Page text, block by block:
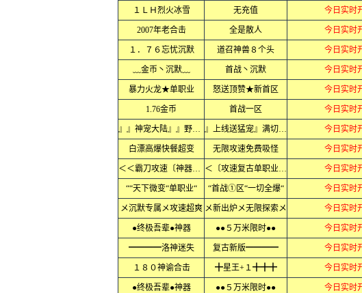
１ＬＨ烈火冰雪 无充值 今日实时
2007年老合击 全是散人 今日实时
１．７６忘忧沉默 道召神兽８个头 今日实时
﹏金币丶沉默﹏ 首战丶沉默 今日实时
暴力火龙★单职业 怒送顶赞★新首区 今日实时
1.76金币 首战一区 今日实时
』』神宠大陆』』野外抓宠 』上线送猛宠』满切割』』 今日实时
白漂高爆快餐超变 无限攻速免费吸怪 今日实时
＜＜霸刀攻速〔神器〕＜＜ ＜〔攻速复古单职业〕＜ 今日实时
““天下微变“单职业“ “首战①区“一切全爆“ 今日实时
メ沉默专属メ攻速超爽 メ新出炉メ无限探索メ 今日实时
●终极吾辈●神器 ●●５万米限时●● 今日实时
━━━━洛神迷失 复古新版━━━━ 今日实时
１８０神谕合击 ╋星王+１╋╋╋ 今日实时
●终极吾辈●神器 ●●５万米限时●● 今日实时